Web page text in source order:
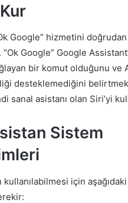
Google” hizmetini
Google” Google
bir komut olduğunu ve
desteklemediğini
sanal asistanı olan Siri’yi
Sistem
kullanılabilmesi için